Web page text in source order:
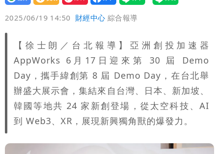
爆料
2025/06/19 14:50 財經中心 綜合報導
【徐士朗／台北報導】亞洲創投加速器
AppWorks 6月17日迎來第 30 屆 Demo
Day，攜手緯創第 8 屆 Demo Day，在台北舉
辦盛大展示會，集結來自台灣、日本、新加坡、
韓國等地共 24 家新創登場，從太空科技、AI
到 Web3、XR，展現新興獨角獸的爆發力。